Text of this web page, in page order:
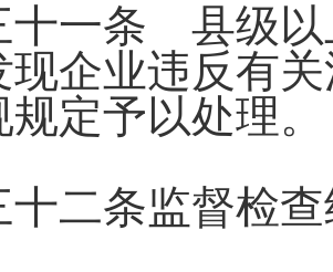
条 县级以上
现企业违反有
定予以处理。
条监督检查